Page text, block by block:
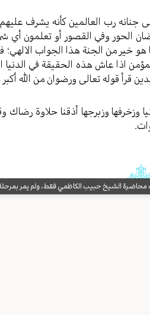
جنانه رب العالمین کأنه یشرف
الحور وفي القصور أو تعلمون أي
هو خیر من الجنة هذا الجواب الالهي؛
اذا عاش هذه الحقیقة في الدنیا
قرأ قوله تعالی ورضوان من الله
وزخرفها وزبرجها أذقنا حلاوة
الشيخ حبيب الكاظمي فقط، ولم يمر بمرحلة